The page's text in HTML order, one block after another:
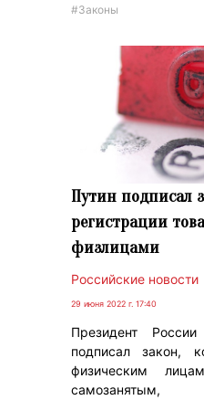
#Законы
Путин подписал
регистрации
физлицами
Российские новости
29 июня 2022 г. 17:40
Президент
подписал закон,
физическим
самозанятым,